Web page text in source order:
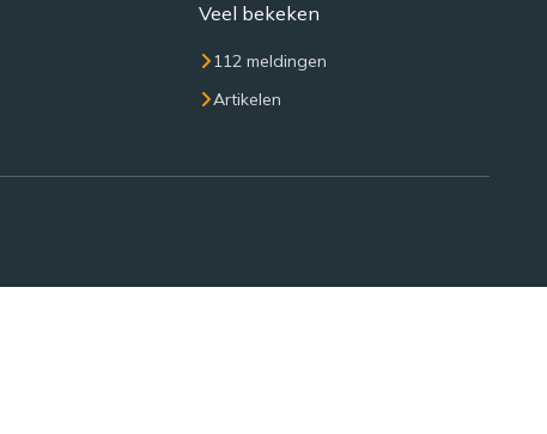
Veel bekeken
112 meldingen
Artikelen